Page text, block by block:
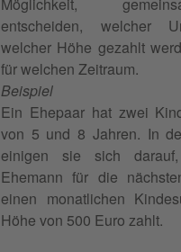
Möglichkeit,
entscheiden, welcher
welcher Höhe gezahlt
für welchen Zeitraum.
Beispiel
Ein Ehepaar hat zwei
von 5 und 8 Jahren. In
einigen sie sich
Ehemann für die
einen monatlichen
Höhe von 500 Euro zahlt.